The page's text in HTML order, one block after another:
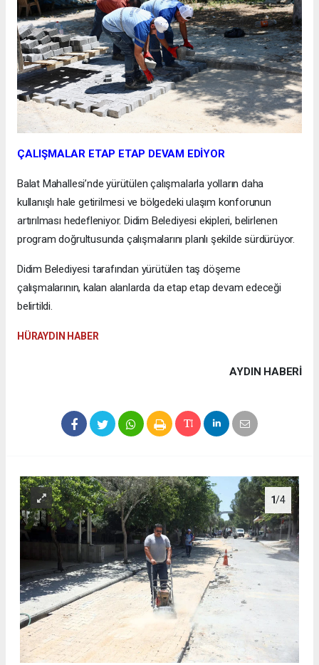
ÇALIŞMALAR ETAP ETAP DEVAM EDİYOR
Balat Mahallesi’nde yürütülen çalışmalarla yolların daha
kullanışlı hale getirilmesi ve bölgedeki ulaşım konforunun
artırılması hedefleniyor. Didim Belediyesi ekipleri, belirlenen
program doğrultusunda çalışmalarını planlı şekilde sürdürüyor.
Didim Belediyesi tarafından yürütülen taş döşeme
çalışmalarının, kalan alanlarda da etap etap devam edeceği
belirtildi.
HÜRAYDIN HABER
AYDIN HABERİ
1/4